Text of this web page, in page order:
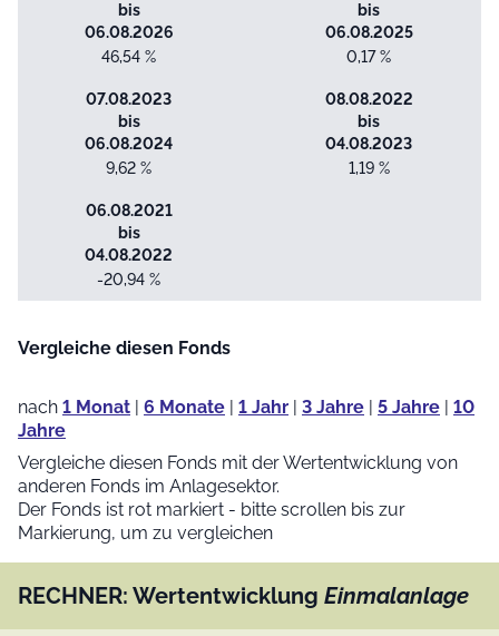
bis
06.08.2026
46,54 %
bis
06.08.2025
0,17 %
07.08.2023
bis
06.08.2024
9,62 %
08.08.2022
bis
04.08.2023
1,19 %
06.08.2021
bis
04.08.2022
-20,94 %
Vergleiche diesen Fonds
nach 1 Monat | 6 Monate | 1 Jahr | 3 Jahre | 5 Jahre | 10
Jahre
Vergleiche diesen Fonds mit der Wertentwicklung von
anderen Fonds im Anlagesektor.
Der Fonds ist rot markiert - bitte scrollen bis zur
Markierung, um zu vergleichen
RECHNER: Wertentwicklung Einmalanlage